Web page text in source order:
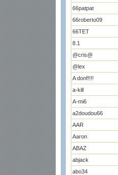
66patpat
66roberto09
66TET
8.1
@cris@
@lex
A donf!!!!
a-kill
A-mi6
a2doudou66
AAR
Aaron
ABAZ
abjack
abo34